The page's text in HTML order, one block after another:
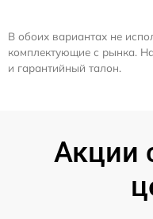
В обоих вариантах не
комплектующие с рынка.
и гарантийный талон.
Акции